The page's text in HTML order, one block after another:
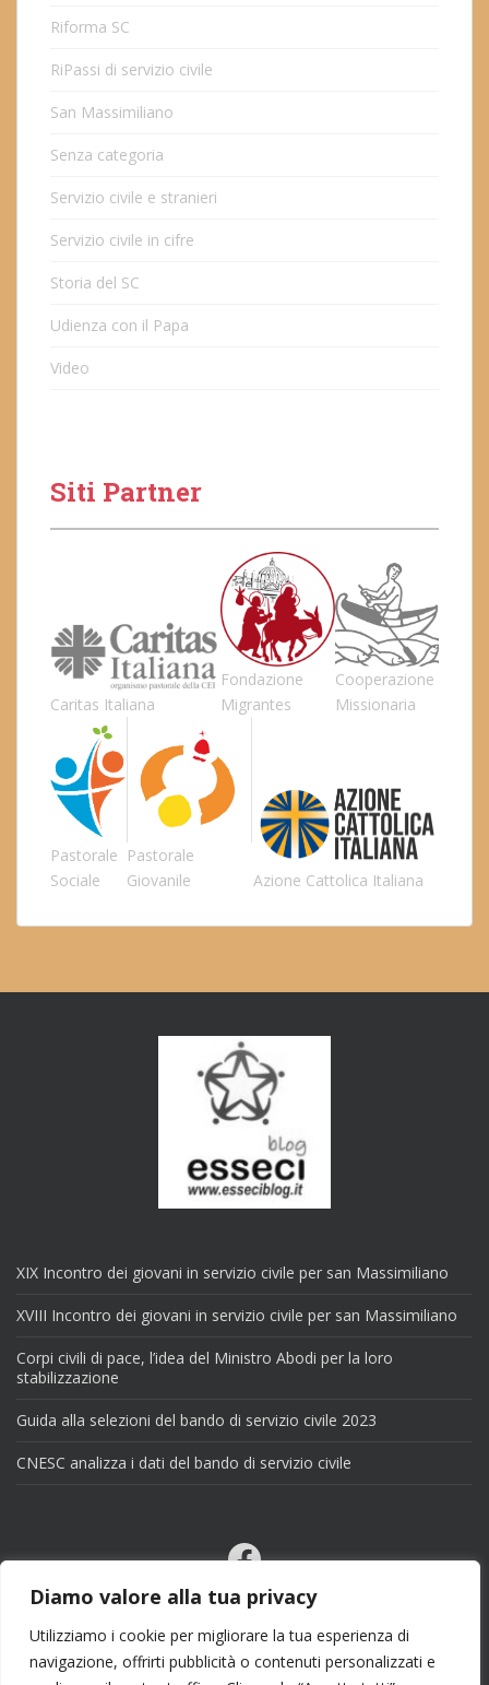
Diamo valore alla tua privacy
Utilizziamo i cookie per migliorare la tua esperienza di
navigazione, offrirti pubblicità o contenuti personalizzati e
Riforma SC
RiPassi di servizio civile
San Massimiliano
Senza categoria
Servizio civile e stranieri
Servizio civile in cifre
Storia del SC
Udienza con il Papa
Video
Siti Partner
Caritas Italiana
Fondazione
Migrantes
Cooperazione
Missionaria
Pastorale
Sociale
Pastorale
Giovanile
Azione Cattolica Italiana
XIX Incontro dei giovani in servizio civile per san Massimiliano
XVIII Incontro dei giovani in servizio civile per san Massimiliano
Corpi civili di pace, l’idea del Ministro Abodi per la loro
stabilizzazione
Guida alla selezioni del bando di servizio civile 2023
CNESC analizza i dati del bando di servizio civile
Facebook
Email
X